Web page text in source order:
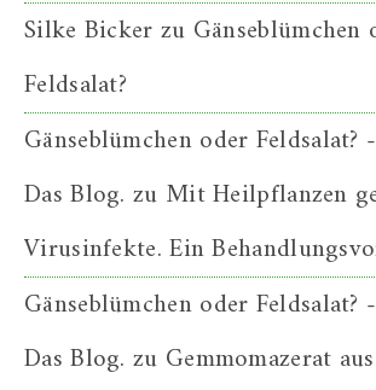
Silke Bickerzu Gänseblümchen
Feldsalat?
Gänseblümchen oder Feldsalat?
Das Blog. zu Mit Heilpflanzen
Virusinfekte. Ein
Gänseblümchen oder Feldsalat?
Das Blog. zu Gemmomazerat